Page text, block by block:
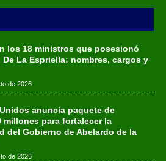
los 18 ministros que posesionó
De La Espriella: nombres, cargos y
de 2026
anuncia paquete de
millones para fortalecer la
del Gobierno de Abelardo de la
de 2026